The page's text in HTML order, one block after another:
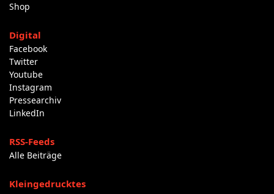
Shop
Digital
Facebook
Twitter
Youtube
Instagram
Pressearchiv
LinkedIn
RSS-Feeds
Alle Beiträge
Kleingedrucktes